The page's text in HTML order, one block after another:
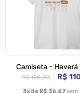
Camiseta - Haverá
R$ 120,00 R$
3x de R$ 36,67 sem